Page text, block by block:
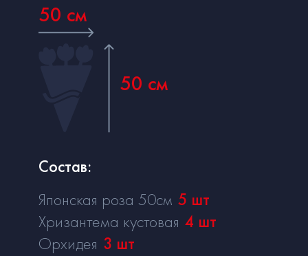
50 см
50 см
Состав:
Японская роза 50см 5 шт
Хризантема кустовая 4 шт
Орхидея 3 шт